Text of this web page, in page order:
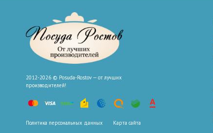
2012-2026 © Posuda-Rostov — от лучших
производителей!
Политика персональных данных Карта сайта